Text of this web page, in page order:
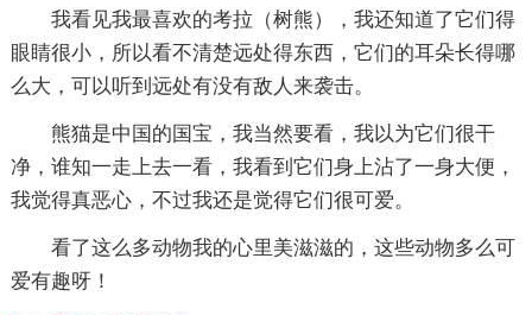
我看见我最喜欢的考拉（树熊），我还知道了它们得
眼睛很小，所以看不清楚远处得东西，它们的耳朵长得哪
么大，可以听到远处有没有敌人来袭击。
熊猫是中国的国宝，我当然要看，我以为它们很干
净，谁知一走上去一看，我看到它们身上沾了一身大便，
我觉得真恶心，不过我还是觉得它们很可爱。
看了这么多动物我的心里美滋滋的，这些动物多么可
爱有趣呀！